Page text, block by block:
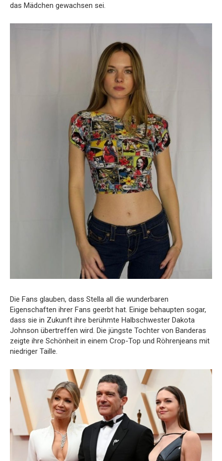
das Mädchen gewachsen sei.
Die Fans glauben, dass Stella all die wunderbaren
Eigenschaften ihrer Fans geerbt hat. Einige behaupten sogar,
dass sie in Zukunft ihre berühmte Halbschwester Dakota
Johnson übertreffen wird. Die jüngste Tochter von Banderas
zeigte ihre Schönheit in einem Crop-Top und Röhrenjeans mit
niedriger Taille.